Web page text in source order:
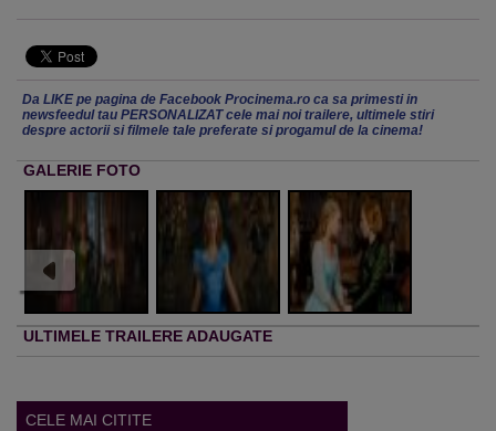
Da LIKE pe pagina de Facebook Procinema.ro ca sa primesti in
newsfeedul tau PERSONALIZAT cele mai noi trailere, ultimele stiri
despre actorii si filmele tale preferate si progamul de la cinema!
GALERIE FOTO
ULTIMELE TRAILERE ADAUGATE
CELE MAI CITITE